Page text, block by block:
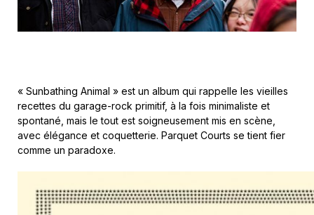
« Sunbathing Animal » est un album qui rappelle les vieilles
recettes du garage-rock primitif, à la fois minimaliste et
spontané, mais le tout est soigneusement mis en scène,
avec élégance et coquetterie. Parquet Courts se tient fier
comme un paradoxe.